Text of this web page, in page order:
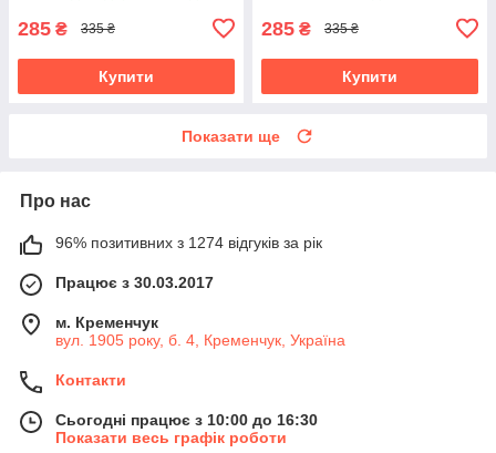
285 ₴ 335 ₴
Купити
285 ₴ 335 ₴
Купити
Показати ще
Про нас
96% позитивних з 1274 відгуків за рік
Працює з 30.03.2017
м. Кременчук
вул. 1905 року, б. 4, Кременчук, Україна
Контакти
Сьогодні працює з 10:00 до 16:30
Показати весь графік роботи